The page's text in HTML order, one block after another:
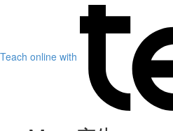
Teach online with